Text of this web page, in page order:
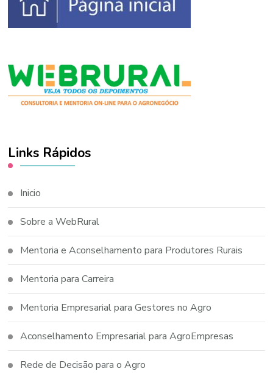
Links Rápidos
Inicio
Sobre a WebRural
Mentoria e Aconselhamento para Produtores Rurais
Mentoria para Carreira
Mentoria Empresarial para Gestores no Agro
Aconselhamento Empresarial para AgroEmpresas
Rede de Decisão para o Agro